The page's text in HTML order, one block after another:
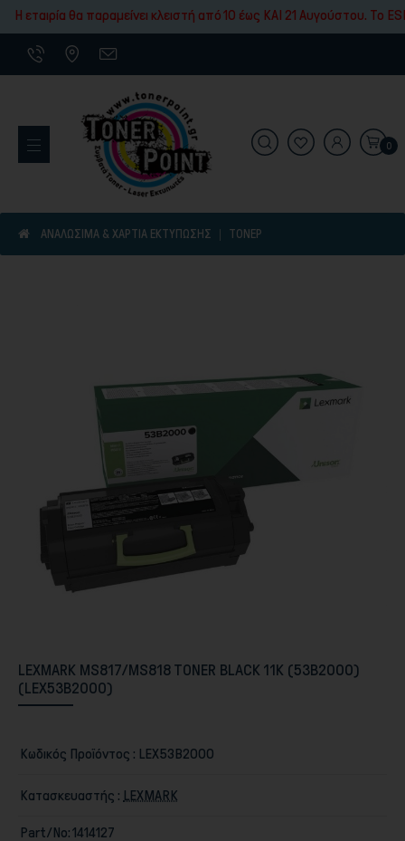
Η εταιρία θα παραμείνει κλειστή από 10 έως ΚΑΙ 21 Αυγούστου. To
Εκτυπωτικά Μηχανήματα
Είδη γραφικής ύλης
Περιφερειακά PC & Οθόνες
Αποθήκευση
0
ΑΝΑΛΩΣΙΜΑ & ΧΑΡΤΙΑ ΕΚΤΥΠΩΣΗΣ ΤΌΝΕΡ
LEXMARK MS817/MS818 TONER BLACK 11K (53B2000)
(LEX53B2000)
Κωδικός Προϊόντος : LEX53B2000
Κατασκευαστής : LEXMARK
Part/No:1414127